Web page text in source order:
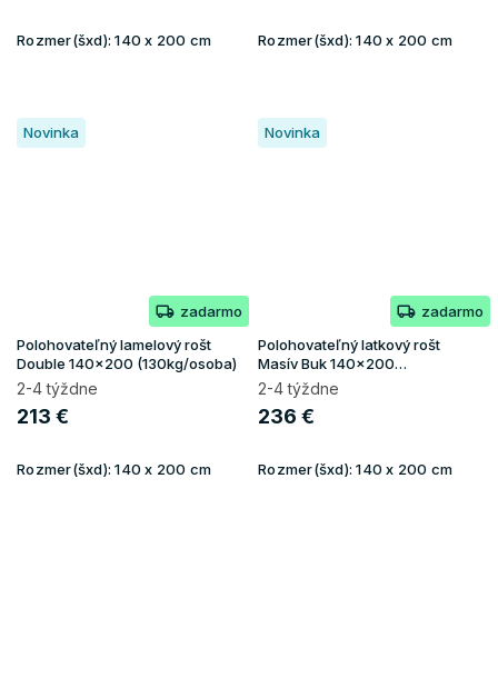
Rozmer(šxd):140 x 200 cm Rozmer(šxd):140 x 200 cm
Novinka
zadarmo
Polohovateľný lamelový rošt
Double 140x200 (130kg/osoba)
2-4 týždne
213 €
Rozmer(šxd):140 x 200 cm
Novinka
zadarmo
Polohovateľný latkový rošt
Masív Buk 140x200
(150kg/osoba)
2-4 týždne
236 €
Rozmer(šxd):140 x 200 cm